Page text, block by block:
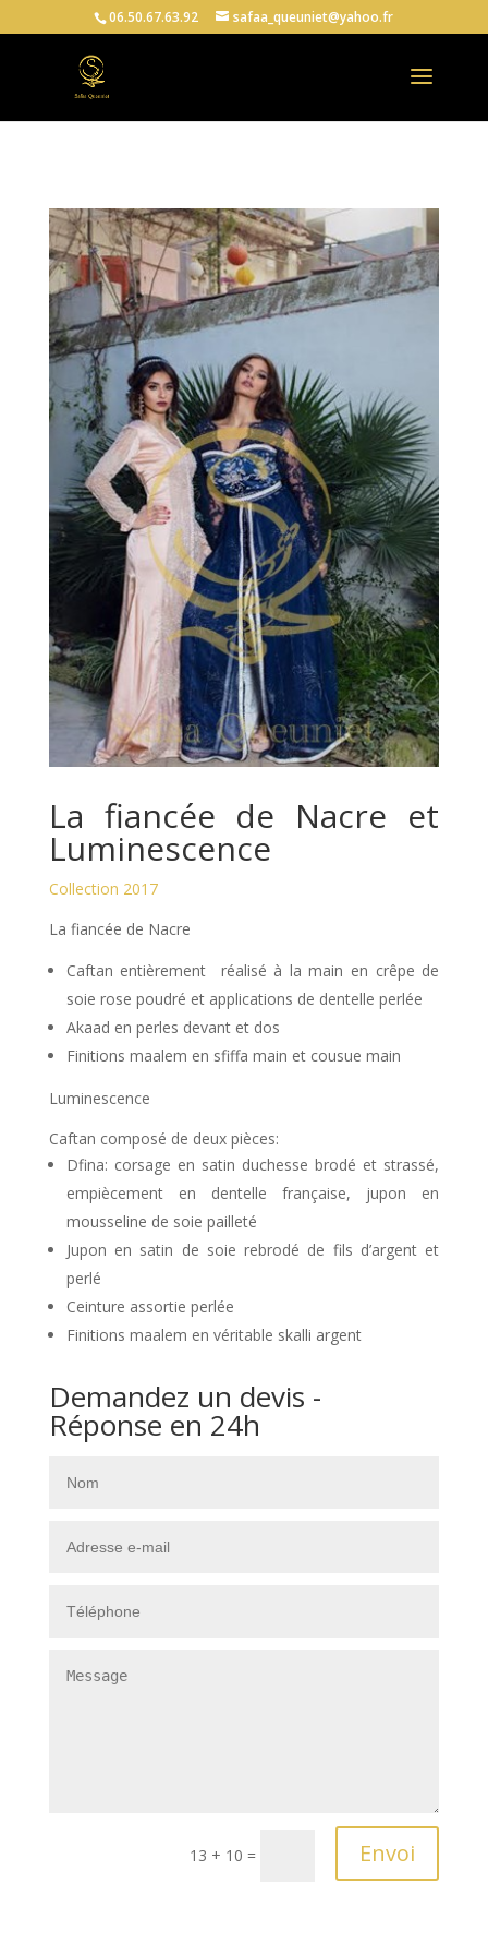
06.50.67.63.92 safaa_queuniet@yahoo.fr
La fiancée de Nacre et
Luminescence
Collection 2017
La fiancée de Nacre
Caftan entièrement réalisé à la main en crêpe de
soie rose poudré et applications de dentelle perlée
Akaad en perles devant et dos
Finitions maalem en sfiffa main et cousue main
Luminescence
Caftan composé de deux pièces:
Dfina: corsage en satin duchesse brodé et strassé,
empiècement en dentelle française, jupon en
mousseline de soie pailleté
Jupon en satin de soie rebrodé de fils d’argent et
perlé
Ceinture assortie perlée
Finitions maalem en véritable skalli argent
Demandez un devis -
Réponse en 24h
13 + 10 = Envoi